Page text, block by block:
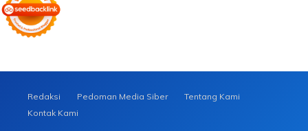
Redaksi Pedoman Media Siber
Tentang Kami
Kontak Kami